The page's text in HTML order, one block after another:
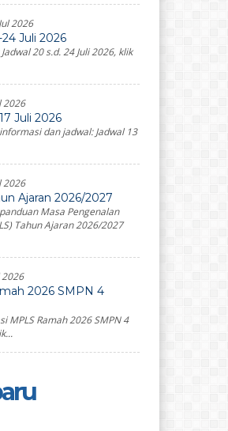
2026
Juli 2026
20 s.d. 24 Juli 2026, klik
2026
Juli 2026
dan jadwal: Jadwal 13
2026
Ajaran 2026/2027
Masa Pengenalan
Tahun Ajaran 2026/2027
2026
2026 SMPN 4
MPLS Ramah 2026 SMPN 4